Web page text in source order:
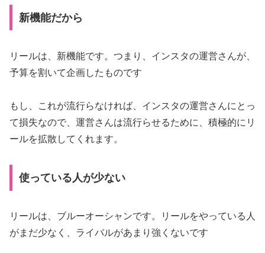
新機能だから
リールは、新機能です。つまり、インスタの運営さんが、
予算を割いて企画したものです
もし、これが流行らなければ、インスタの運営さんにとっ
て損失なので、運営さんは流行らせるために、積極的にリ
ールを拡散してくれます。
使っている人が少ない
リールは、ブルーオーシャンです。リールをやっている人
がまだ少なく、ライバルがあまり強くないです